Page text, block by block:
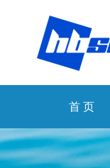
首 页